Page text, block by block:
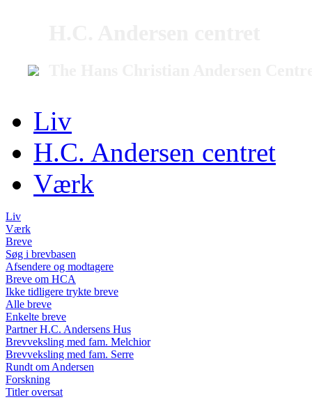
Liv
H.C. Andersen centret
Værk
Liv
Værk
Breve
Søg i brevbasen
Afsendere og modtagere
Breve om HCA
Ikke tidligere trykte breve
Alle breve
Enkelte breve
Partner H.C. Andersens Hus
Brevveksling med fam. Melchior
Brevveksling med fam. Serre
Rundt om Andersen
Forskning
Titler oversat